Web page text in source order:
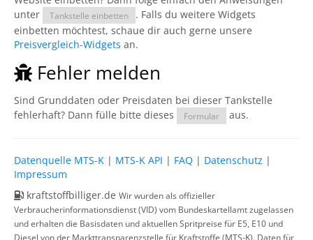
unter
Tankstelle einbetten
. Falls du weitere Widgets
einbetten möchtest, schaue dir auch gerne unsere
Preisvergleich-Widgets an.
Fehler melden
Sind Grunddaten oder Preisdaten bei dieser Tankstelle
fehlerhaft? Dann fülle bitte dieses
Formular aus.
Datenquelle MTS-K | MTS-K API | FAQ | Datenschutz |
Impressum
kraftstoffbilliger.de Wir wurden als offizieller
Verbraucherinformationsdienst (VID) vom Bundeskartellamt zugelassen
und erhalten die Basisdaten und aktuellen Spritpreise für E5, E10 und
Diesel von der Markttransparenzstelle für Kraftstoffe (MTS-K). Daten für